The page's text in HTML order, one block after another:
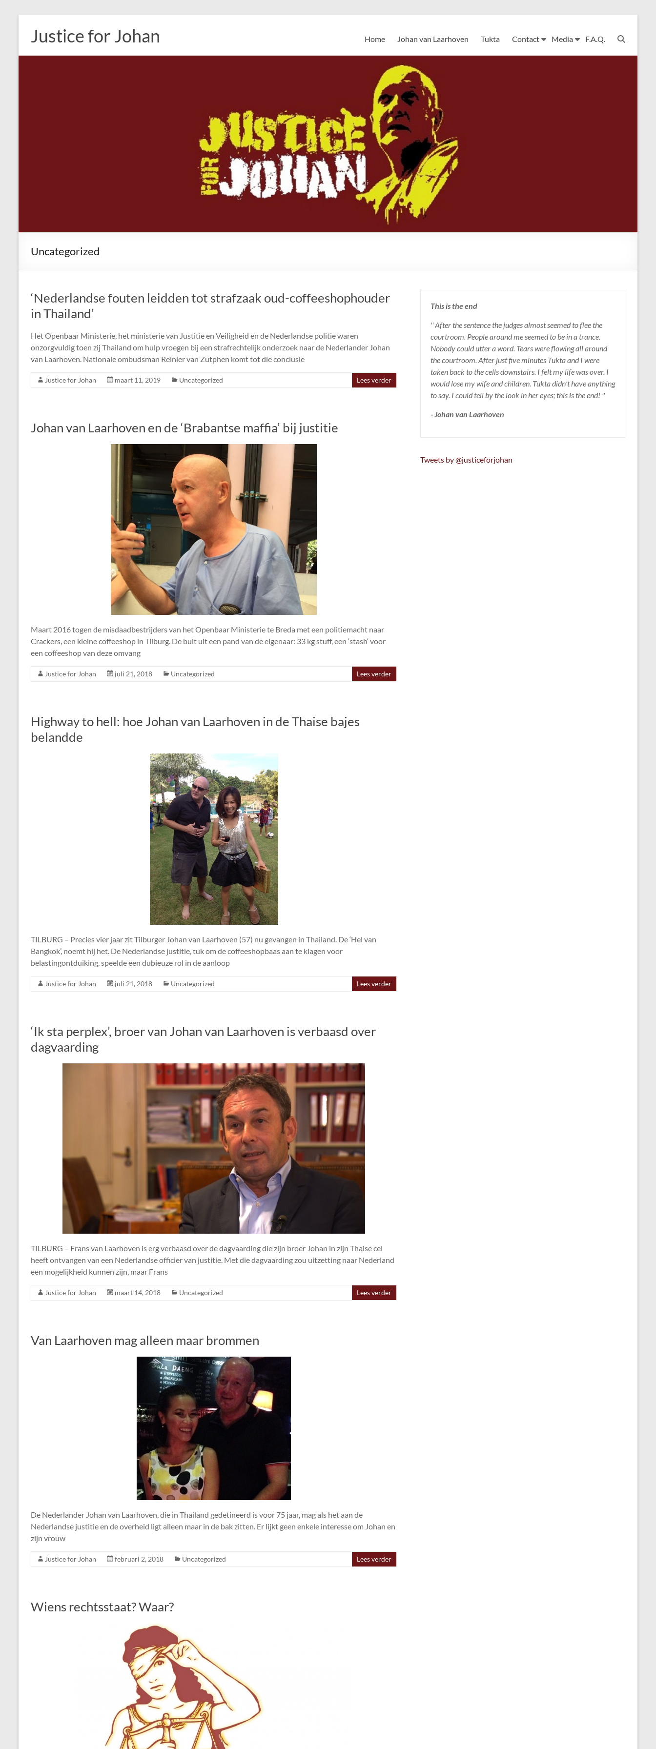
Justice for Johan Home Johan van Laarhoven Tukta Contact Media F.A.Q.
Uncategorized
‘Nederlandse fouten leidden tot strafzaak oud-coffeeshophouder
in Thailand’
Het Openbaar Ministerie, het ministerie van Justitie en Veiligheid en de Nederlandse politie waren
onzorgvuldig toen zij Thailand om hulp vroegen bij een strafrechtelijk onderzoek naar de Nederlander Johan
van Laarhoven. Nationale ombudsman Reinier van Zutphen komt tot die conclusie
Justice for Johan maart 11, 2019 Uncategorized Lees verder
Johan van Laarhoven en de ‘Brabantse maffia’ bij justitie
Maart 2016 togen de misdaadbestrijders van het Openbaar Ministerie te Breda met een politiemacht naar
Crackers, een kleine coffeeshop in Tilburg. De buit uit een pand van de eigenaar: 33 kg stuff, een ‘stash‘ voor
een coffeeshop van deze omvang
Justice for Johan juli 21, 2018 Uncategorized Lees verder
Highway to hell: hoe Johan van Laarhoven in de Thaise bajes
belandde
TILBURG – Precies vier jaar zit Tilburger Johan van Laarhoven (57) nu gevangen in Thailand. De ‘Hel van
Bangkok’, noemt hij het. De Nederlandse justitie, tuk om de coffeeshopbaas aan te klagen voor
belastingontduiking, speelde een dubieuze rol in de aanloop
Justice for Johan juli 21, 2018 Uncategorized Lees verder
‘Ik sta perplex’, broer van Johan van Laarhoven is verbaasd over
dagvaarding
TILBURG – Frans van Laarhoven is erg verbaasd over de dagvaarding die zijn broer Johan in zijn Thaise cel
heeft ontvangen van een Nederlandse officier van justitie. Met die dagvaarding zou uitzetting naar Nederland
een mogelijkheid kunnen zijn, maar Frans
Justice for Johan maart 14, 2018 Uncategorized Lees verder
Van Laarhoven mag alleen maar brommen
De Nederlander Johan van Laarhoven, die in Thailand gedetineerd is voor 75 jaar, mag als het aan de
Nederlandse justitie en de overheid ligt alleen maar in de bak zitten. Er lijkt geen enkele interesse om Johan en
zijn vrouw
Justice for Johan februari 2, 2018 Uncategorized Lees verder
Wiens rechtsstaat? Waar?
This is the end
'' After the sentence the judges almost seemed to flee the
courtroom. People around me seemed to be in a trance.
Nobody could utter a word. Tears were flowing all around
the courtroom. After just five minutes Tukta and I were
taken back to the cells downstairs. I felt my life was over. I
would lose my wife and children. Tukta didn’t have anything
to say. I could tell by the look in her eyes; this is the end! ''
- Johan van Laarhoven
Tweets by @justiceforjohan